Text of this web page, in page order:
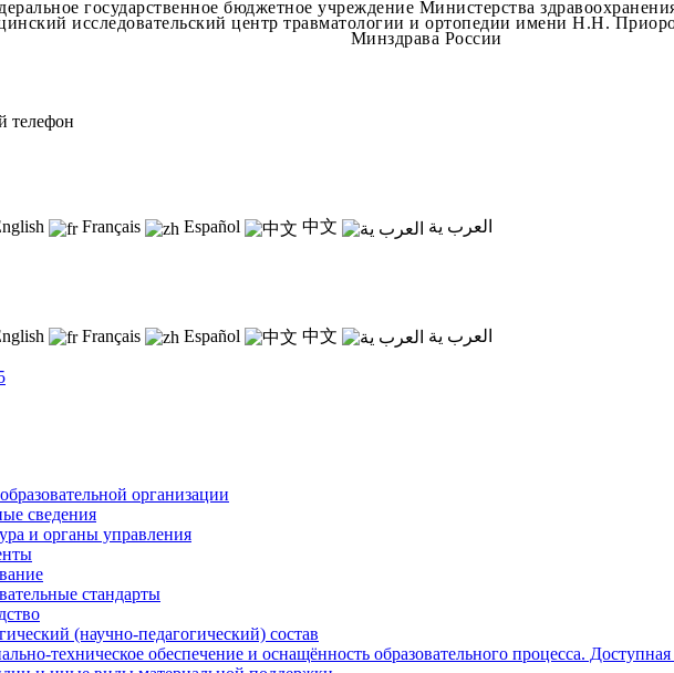
государственное бюджетное учреждение Министерства
исследовательский центр травматологии и ортопедии имени Н.Н.
Минздрава России
телефон
Français Español 中文 العرب ية
Français Español 中文 العرب ية
организации
сведения
и органы управления
стандарты
(научно-педагогический) состав
техническое обеспечение и оснащённость образовательного процесса. Доступная